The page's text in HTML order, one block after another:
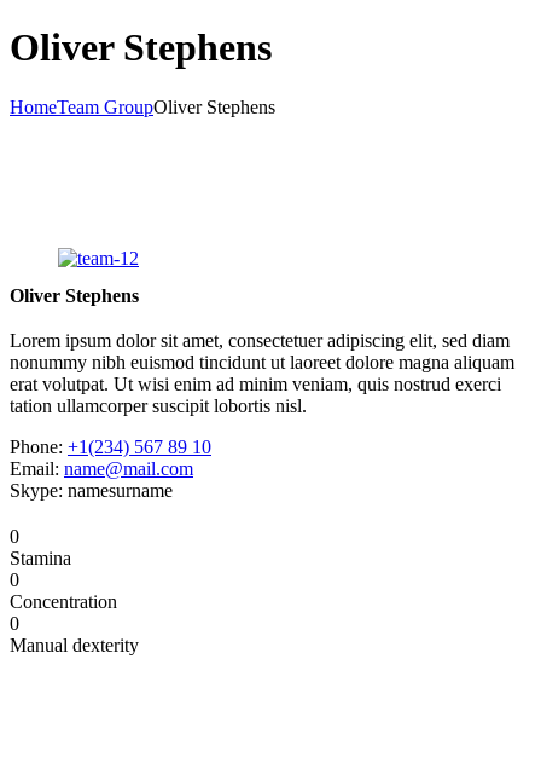
Oliver Stephens
HomeTeam GroupOliver Stephens
Oliver Stephens
Lorem ipsum dolor sit amet, consectetuer adipiscing elit, sed diam
nonummy nibh euismod tincidunt ut laoreet dolore magna aliquam
erat volutpat. Ut wisi enim ad minim veniam, quis nostrud exerci
tation ullamcorper suscipit lobortis nisl.
Phone: +1(234) 567 89 10
Email: name@mail.com
Skype: namesurname
0
Stamina
0
Concentration
0
Manual dexterity